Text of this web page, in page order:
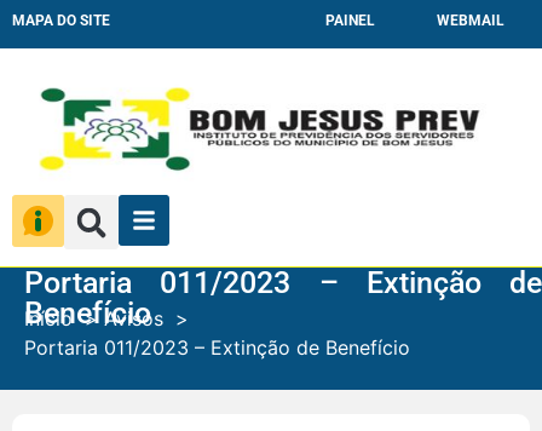
MAPA DO SITE PAINEL WEBMAIL
Portaria 011/2023 – Extinção de
Benefício
Início
Avisos
Portaria 011/2023 – Extinção de Benefício